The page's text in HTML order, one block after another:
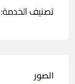
تصنيف
الصور